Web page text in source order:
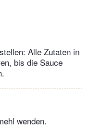
Alle Zutaten in
bis die Sauce
wenden.